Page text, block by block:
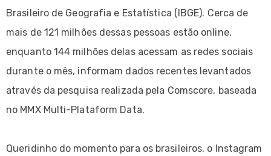
Brasileiro de Geografia e Estatística (IBGE). Cerca de
mais de 121 milhões dessas pessoas estão online,
enquanto 144 milhões delas acessam as redes sociais
durante o mês, informam dados recentes levantados
através da pesquisa realizada pela Comscore, baseada
no MMX Multi-Plataform Data.
Queridinho do momento para os brasileiros, o Instagram